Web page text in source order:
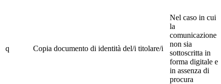
q Copia documento di identità del/i titolare/i
Nel caso in cui
la
comunicazione
non sia
sottoscritta in
forma digitale e
in assenza di
procura